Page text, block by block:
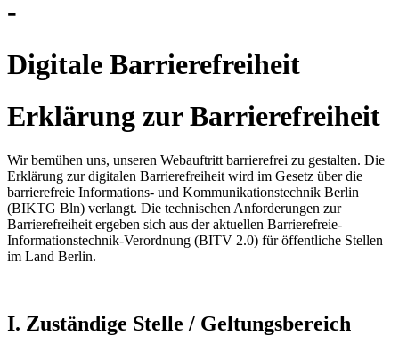
-
Digitale Barrierefreiheit
Erklärung zur Barrierefreiheit
Wir bemühen uns, unseren Webauftritt barrierefrei zu gestalten. Die
Erklärung zur digitalen Barrierefreiheit wird im Gesetz über die
barrierefreie Informations- und Kommunikationstechnik Berlin
(BIKTG Bln) verlangt. Die technischen Anforderungen zur
Barrierefreiheit ergeben sich aus der aktuellen Barrierefreie-
Informationstechnik-Verordnung (BITV 2.0) für öffentliche Stellen
im Land Berlin.
I. Zuständige Stelle / Geltungsbereich